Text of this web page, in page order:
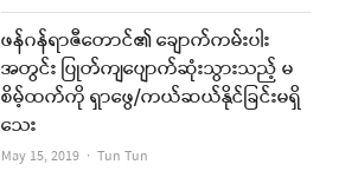
ဖန်ဂန်ရာဇီတောင်၏ ချောက်ကမ်းပါး
အတွင်း ပြုတ်ကျပျောက်ဆုံးသွားသည့် မ
စိမ့်ထက်ကို ရှာဖွေ/ကယ်ဆယ်နိုင်ခြင်းမရှိ
သေး
May 15, 2019 Author
Tun Tun